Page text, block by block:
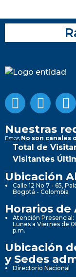
Nuestras
Estos No son canales
Total de
Visitantes
Ubicación
Calle 12 No 7 - 65,
Bogotá - Colombia
Horarios
Atención Presencial:
Lunes a Viernes de
p.m.
Ubicación
y Sedes
Directorio Nacional